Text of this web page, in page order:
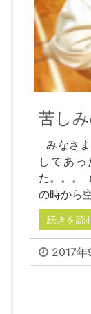
苦し
みなさ
してあ
た。。。
の時から
続きを読
2017年